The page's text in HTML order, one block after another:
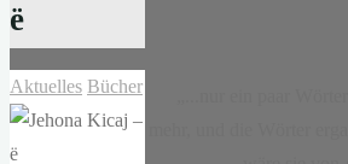
ë
Aktuelles Bücher